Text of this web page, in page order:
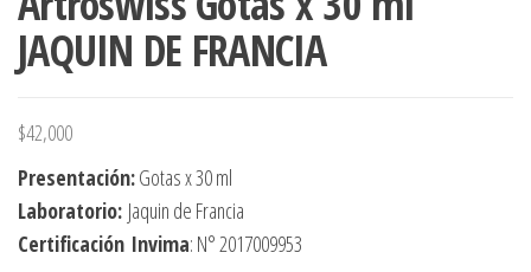
JAQUIN DE FRANCIA
$42,000
Presentación:Gotas x 30 ml
Laboratorio: Jaquin de Francia
Certificación Invima: N° 2017009953